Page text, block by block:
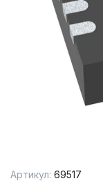
Артикул: 69517